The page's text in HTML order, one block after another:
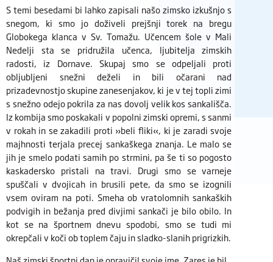
S temi besedami bi lahko zapisali našo zimsko izkušnjo s
snegom, ki smo jo doživeli prejšnji torek na bregu
Globokega klanca v Sv. Tomažu. Učencem šole v Mali
Nedelji sta se pridružila učenca, ljubitelja zimskih
radosti, iz Dornave. Skupaj smo se odpeljali proti
obljubljeni snežni deželi in bili očarani nad
prizadevnostjo skupine zanesenjakov, ki je v tej topli zimi
s snežno odejo pokrila za nas dovolj velik kos sankališča.
Iz kombija smo poskakali v popolni zimski opremi, s sanmi
v rokah in se zakadili proti »beli fliki«, ki je zaradi svoje
majhnosti terjala precej sankaškega znanja. Le malo se
jih je smelo podati samih po strmini, pa še ti so pogosto
kaskadersko pristali na travi. Drugi smo se varneje
spuščali v dvojicah in brusili pete, da smo se izognili
vsem oviram na poti. Smeha ob vratolomnih sankaških
podvigih in bežanja pred divjimi sankači je bilo obilo. In
kot se na športnem dnevu spodobi, smo se tudi mi
okrepčali v koči ob toplem čaju in sladko-slanih prigrizkih.